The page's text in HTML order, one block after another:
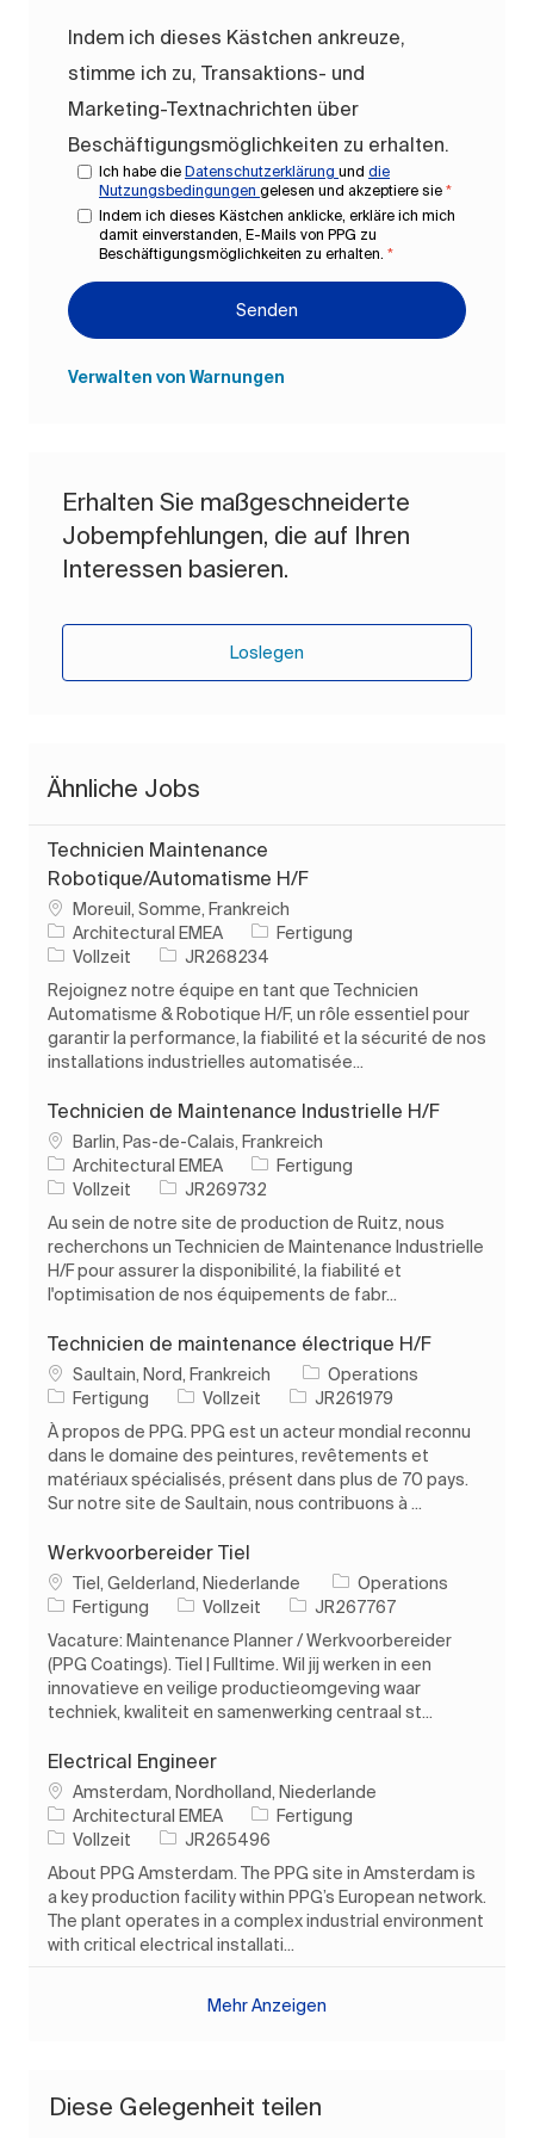
Indem ich dieses Kästchen ankreuze,
stimme ich zu, Transaktions- und
Marketing-Textnachrichten über
Beschäftigungsmöglichkeiten zu erhalten.
Ich habe die Datenschutzerklärung und die
Nutzungsbedingungen gelesen und akzeptiere sie *
Indem ich dieses Kästchen anklicke, erkläre ich mich
damit einverstanden, E-Mails von PPG zu
Beschäftigungsmöglichkeiten zu erhalten. *
Senden
Verwalten von Warnungen
Erhalten Sie maßgeschneiderte
Jobempfehlungen, die auf Ihren
Interessen basieren.
Loslegen
Ähnliche Jobs
Technicien Maintenance
Robotique/Automatisme H/F
Ort
Moreuil, Somme, Frankreich
Architectural EMEA
Kategorie
Fertigung
Auftragstyp
Vollzeit Auftrags-ID
JR268234
Rejoignez notre équipe en tant que Technicien
Automatisme & Robotique H/F, un rôle essentiel pour
garantir la performance, la fiabilité et la sécurité de nos
installations industrielles automatisée...
Technicien de Maintenance Industrielle H/F
Ort
Barlin, Pas-de-Calais, Frankreich
Architectural EMEA
Kategorie
Fertigung
Auftragstyp
Vollzeit Auftrags-ID
JR269732
Au sein de notre site de production de Ruitz, nous
recherchons un Technicien de Maintenance Industrielle
H/F pour assurer la disponibilité, la fiabilité et
l'optimisation de nos équipements de fabr...
Technicien de maintenance électrique H/F
Ort Saultain, Nord, Frankreich
Operations
Kategorie
Fertigung Auftragstyp
Vollzeit Auftrags-ID
JR261979
À propos de PPG. PPG est un acteur mondial reconnu
dans le domaine des peintures, revêtements et
matériaux spécialisés, présent dans plus de 70 pays.
Sur notre site de Saultain, nous contribuons à ...
Werkvoorbereider Tiel
Ort Tiel, Gelderland, Niederlande
Operations
Kategorie
Fertigung Auftragstyp
Vollzeit Auftrags-ID
JR267767
Vacature: Maintenance Planner / Werkvoorbereider
(PPG Coatings). Tiel | Fulltime. Wil jij werken in een
innovatieve en veilige productieomgeving waar
techniek, kwaliteit en samenwerking centraal st...
Electrical Engineer
Ort Amsterdam, Nordholland, Niederlande
Architectural EMEA
Kategorie
Fertigung
Auftragstyp
Vollzeit Auftrags-ID
JR265496
About PPG Amsterdam. The PPG site in Amsterdam is
a key production facility within PPG’s European network.
The plant operates in a complex industrial environment
with critical electrical installati...
Mehr Anzeigen
Diese Gelegenheit teilen